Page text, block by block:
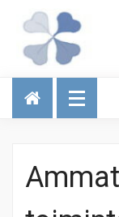
Talous